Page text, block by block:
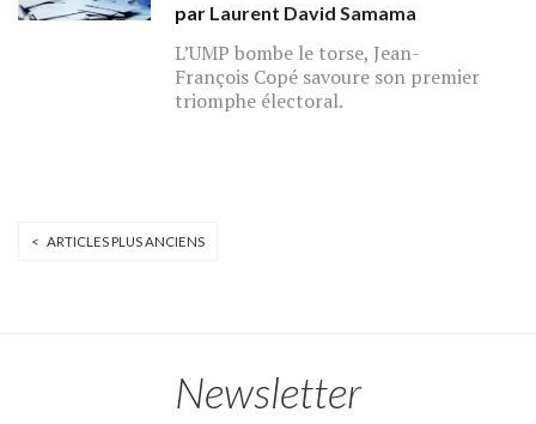
par Laurent David Samama
L’UMP bombe le torse, Jean-
François Copé savoure son premier
triomphe électoral.
< ARTICLES PLUS ANCIENS
Newsletter